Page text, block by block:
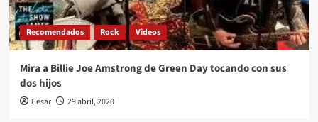
Recomendados Rock Videos
Mira a Billie Joe Amstrong de Green Day tocando con sus
dos hijos
Cesar 29 abril, 2020